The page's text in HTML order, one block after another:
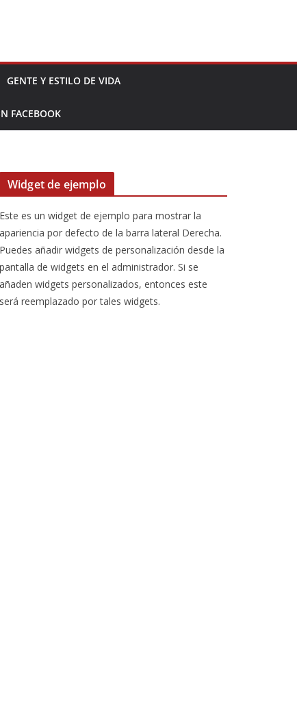
GENTE Y ESTILO DE VIDA
FACEBOOK
Widget de ejemplo
Este es un widget de ejemplo para mostrar la
apariencia por defecto de la barra lateral Derecha.
Puedes añadir widgets de personalización desde la
pantalla de widgets en el administrador. Si se
añaden widgets personalizados, entonces este
será reemplazado por tales widgets.